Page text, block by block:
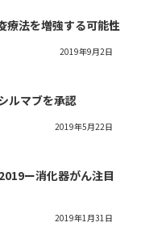
療法を増強する可能性
2019年9月2日
ルマブを承認
2019年5月22日
ー消化器がん注目
2019年1月31日